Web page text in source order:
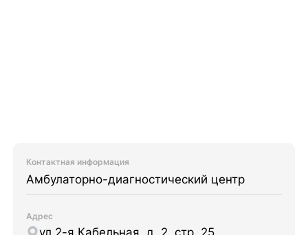
Контактная информация
Амбулаторно-диагностический центр
Адрес